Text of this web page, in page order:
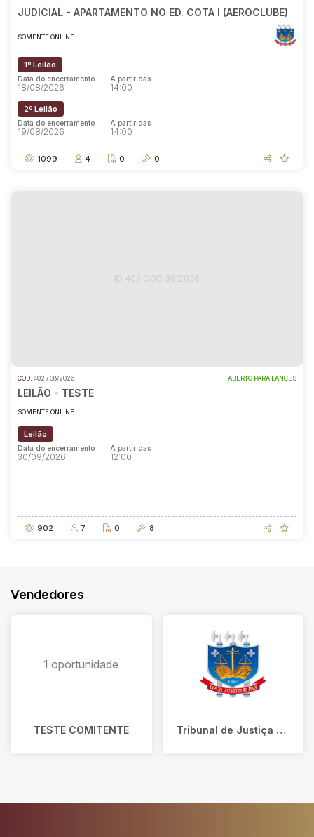
JUDICIAL - APARTAMENTO NO ED. COTA I (AEROCLUBE)
SOMENTE ONLINE
1º Leilão
Data do encerramento
18/08/2026
A partir das
14:00
2º Leilão
Data do encerramento
19/08/2026
A partir das
14:00
1099 4 0 0
ID 402 COD 38/2026
COD. 402 / 38/2026 ABERTO PARA LANCES
LEILÃO - TESTE
SOMENTE ONLINE
Leilão
Data do encerramento
30/09/2026
A partir das
12:00
902 7 0 8
Vendedores
1 oportunidade
TESTE COMITENTE Tribunal de Justiça da Paraíba